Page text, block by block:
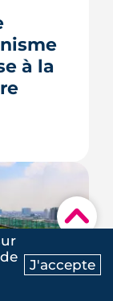
nous
▾
en
la
à la
mot
vite.
le
J'accepte